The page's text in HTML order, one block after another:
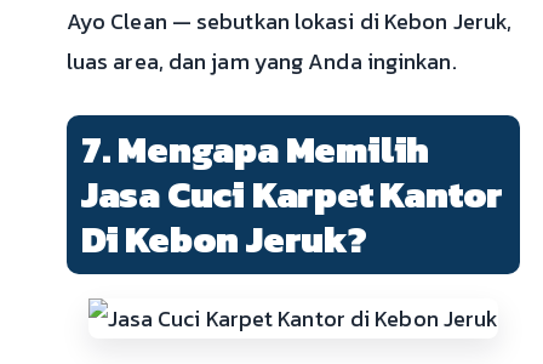
Ayo Clean — sebutkan lokasi di Kebon Jeruk,
luas area, dan jam yang Anda inginkan.
7. Mengapa Memilih
Jasa Cuci Karpet Kantor
Di Kebon Jeruk?